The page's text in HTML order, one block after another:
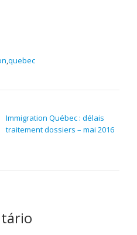
,quebec
Immigration Québec : délais
traitement dossiers – mai 2016